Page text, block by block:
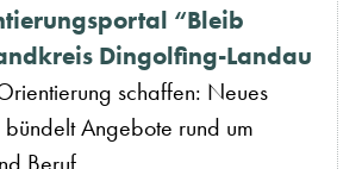
“Bleib
Dingolfing-Landau
schaffen: Neues
Angebote rund um
Beruf